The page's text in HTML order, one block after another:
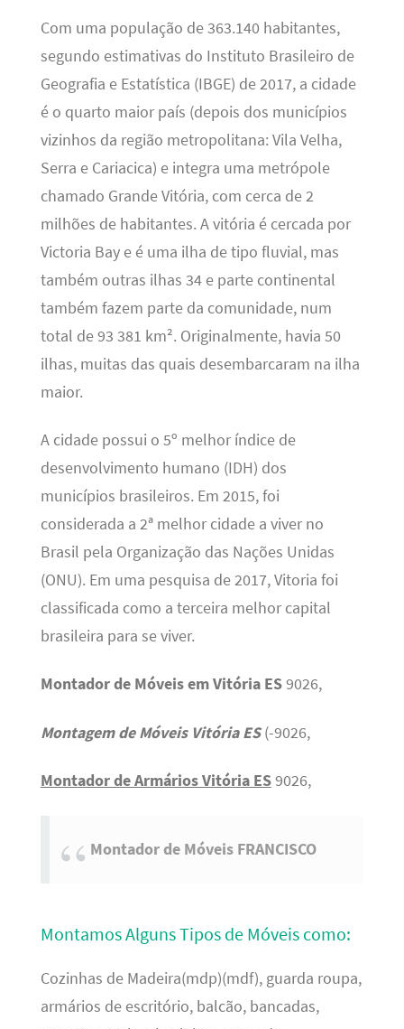
Com uma população de 363.140 habitantes,
segundo estimativas do Instituto Brasileiro de
Geografia e Estatística (IBGE) de 2017, a cidade
é o quarto maior país (depois dos municípios
vizinhos da região metropolitana: Vila Velha,
Serra e Cariacica) e integra uma metrópole
chamado Grande Vitória, com cerca de 2
milhões de habitantes. A vitória é cercada por
Victoria Bay e é uma ilha de tipo fluvial, mas
também outras ilhas 34 e parte continental
também fazem parte da comunidade, num
total de 93 381 km². Originalmente, havia 50
ilhas, muitas das quais desembarcaram na ilha
maior.
A cidade possui o 5º melhor índice de
desenvolvimento humano (IDH) dos
municípios brasileiros. Em 2015, foi
considerada a 2ª melhor cidade a viver no
Brasil pela Organização das Nações Unidas
(ONU). Em uma pesquisa de 2017, Vitoria foi
classificada como a terceira melhor capital
brasileira para se viver.
Montador de Móveis em Vitória ES9026,
Montagem de Móveis Vitória ES (-9026,
Montador de Armários Vitória ES9026,
Montador de Móveis FRANCISCO
Montamos Alguns Tipos de Móveis como:
Cozinhas de Madeira(mdp)(mdf), guarda roupa,
armários de escritório, balcão, bancadas,